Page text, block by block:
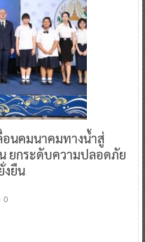
อนคมนาคมทางน้ำสู่
ยกระดับความปลอดภัย
งยืน
0